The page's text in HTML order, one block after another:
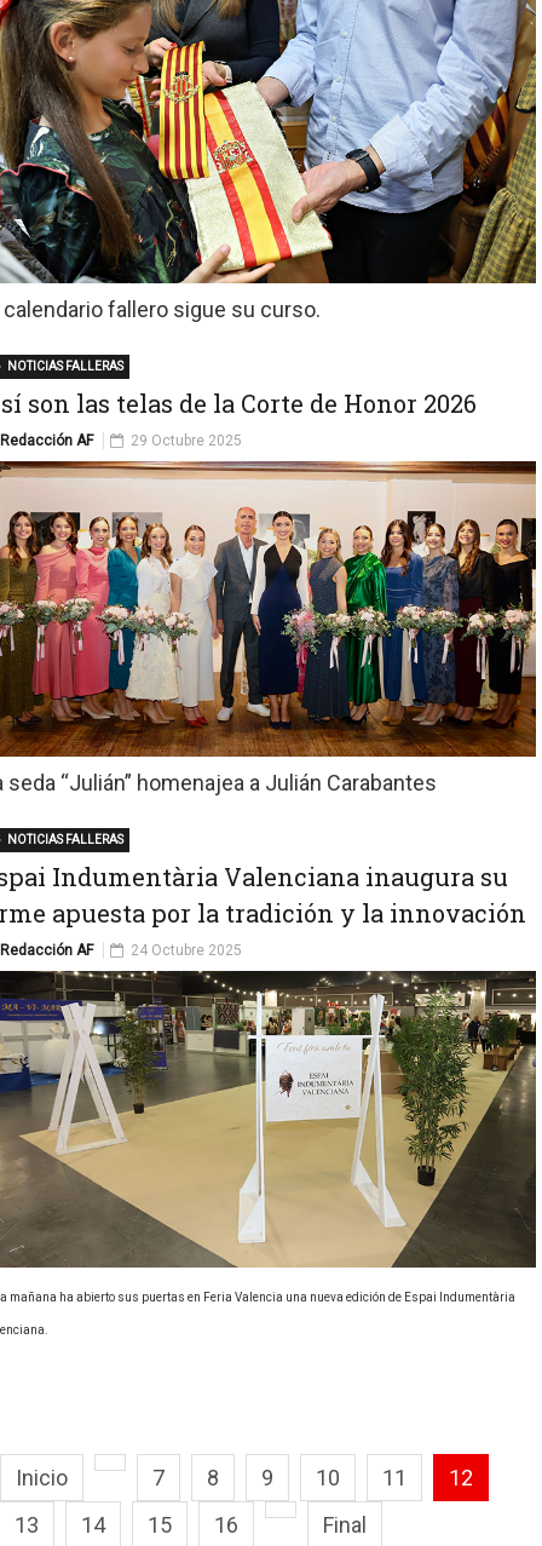
calendario fallero sigue su curso.
son las telas de la Corte de Honor 2026
Redacción AF
NOTICIAS FALLERAS
29 Octubre 2025
seda “Julián” homenajea a Julián Carabantes
Indumentària Valenciana inaugura su
apuesta por la tradición y la innovación
Redacción AF
NOTICIAS FALLERAS
24 Octubre 2025
mañana ha abierto sus puertas en Feria Valencia una nueva edición de Espai Indumentària
Inicio 7 8 9 10 11
12
13
14 15 16
Final